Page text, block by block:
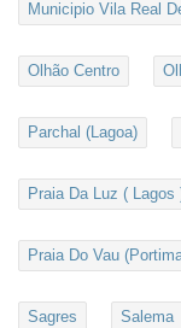
Municipio Vila Real
Olhão Centro
Parchal (Lagoa)
Praia Da Luz ( Lagos
Praia Do Vau
Sagres Salema